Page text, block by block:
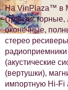
На VinPlaza™ в
оконечные,
стерео
(акустические
(вертушки),
импортную Hi-Fi